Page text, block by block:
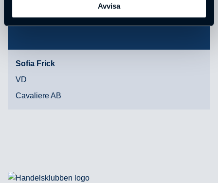
Avvisa
Sofia Frick
VD
Cavaliere AB